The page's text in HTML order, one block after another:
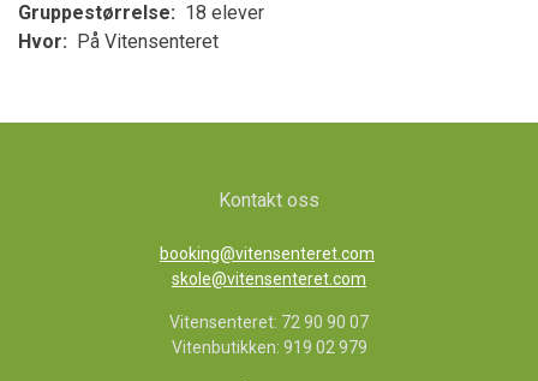
Gruppestørrelse
18 elever
Hvor
På Vitensenteret
Kontakt oss
booking@vitensenteret.com
skole@vitensenteret.com
Vitensenteret: 72 90 90 07
Vitenbutikken: 919 02 979